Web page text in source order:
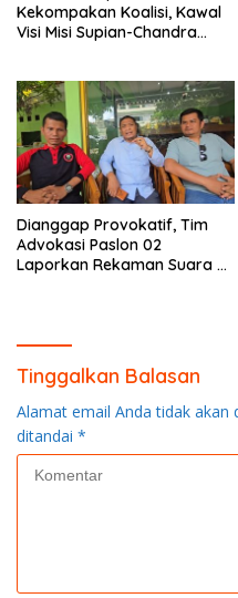
Kekompakan Koalisi, Kawal
Visi Misi Supian-Chandra
Dianggap Provokatif, Tim
Advokasi Paslon 02
Laporkan Rekaman Suara ke
Tinggalkan Balasan
Alamat email Anda tidak akan
ditandai *